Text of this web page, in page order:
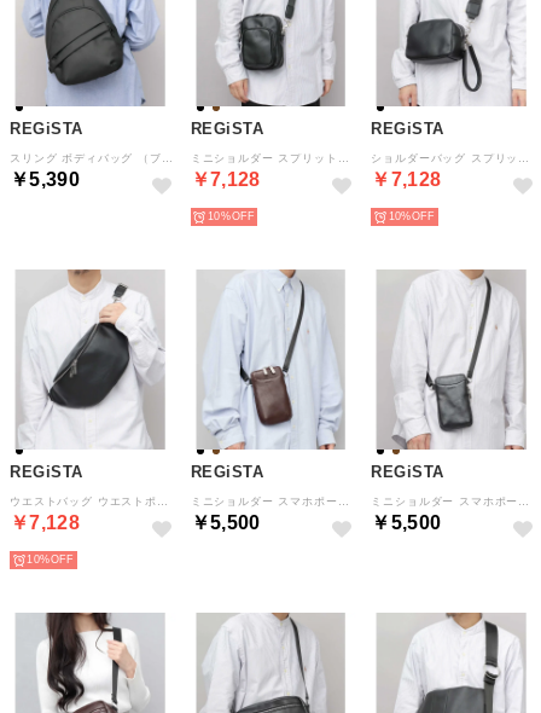
REGiSTA
￥5,390
REGiSTA
￥7,128
10%
REGiSTA
￥7,128
10%
REGiSTA
￥7,128
10%
REGiSTA
￥5,500
REGiSTA
￥5,500